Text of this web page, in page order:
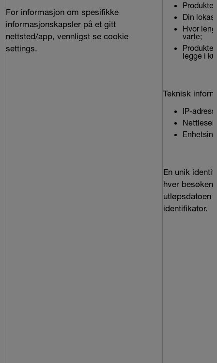
For informasjon om spesifikke
informasjonskapsler på et gitt
nettsted/app, vennligst se cookie
settings.
Din
Hvor
varte;
legge i
Teknisk
IP-
En unik
hver
utløpsdatoen
identifikator.